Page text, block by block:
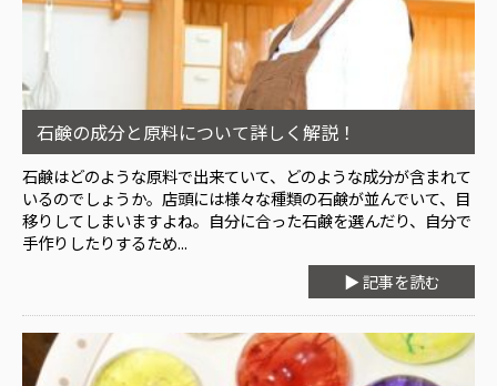
石鹸の成分と原料について詳しく解説！
石鹸はどのような原料で出来ていて、どのような成分が含まれて
いるのでしょうか。店頭には様々な種類の石鹸が並んでいて、目
移りしてしまいますよね。自分に合った石鹸を選んだり、自分で
手作りしたりするため...
▶ 記事を読む